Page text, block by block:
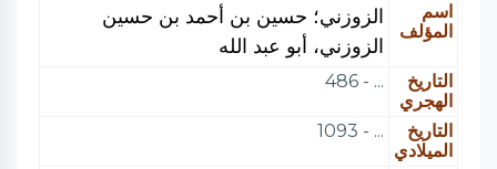
اسم
المؤلف
الزوزني؛ حسين بن أحمد بن حسين
الزوزني، أبو عبد الله
التاريخ
الهجري
... - 486
التاريخ
الميلادي
... - 1093